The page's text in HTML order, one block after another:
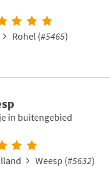
Rohel (#5465)
in buitengebied
Weesp (#5632)